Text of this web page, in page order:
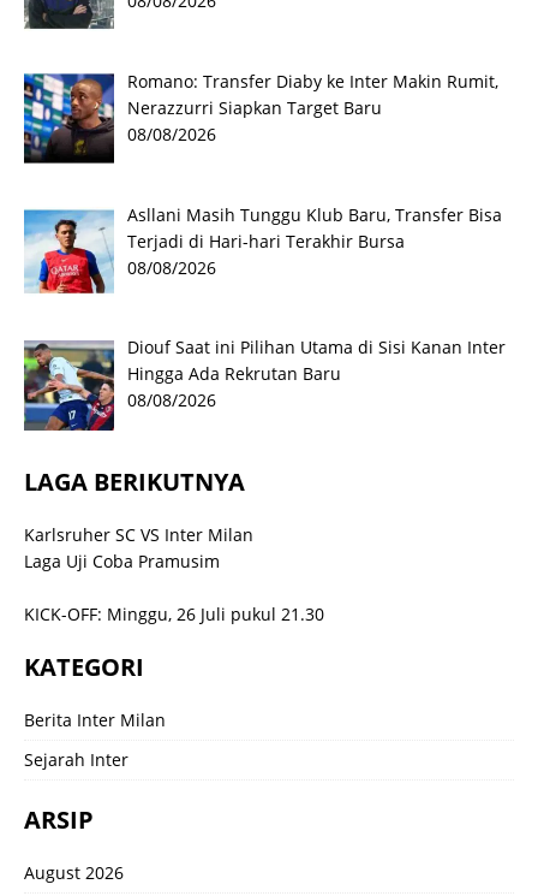
Romano: Transfer Diaby ke Inter Makin Rumit,
Nerazzurri Siapkan Target Baru
08/08/2026
Asllani Masih Tunggu Klub Baru, Transfer Bisa
Terjadi di Hari-hari Terakhir Bursa
08/08/2026
Diouf Saat ini Pilihan Utama di Sisi Kanan Inter
Hingga Ada Rekrutan Baru
08/08/2026
LAGA BERIKUTNYA
Karlsruher SC VS Inter Milan
Laga Uji Coba Pramusim
KICK-OFF: Minggu, 26 Juli pukul 21.30
KATEGORI
Berita Inter Milan
Sejarah Inter
ARSIP
August 2026